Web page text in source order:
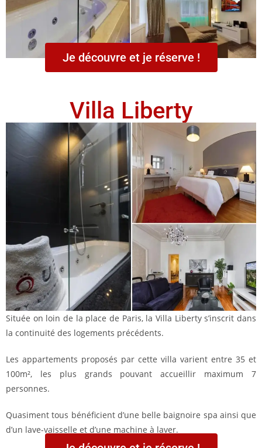
Je découvre et je réserve !
Villa Liberty
Située on loin de la place de Paris, la Villa Liberty s’inscrit dans
la continuité des logements précédents.
Les appartements proposés par cette villa varient entre 35 et
100m², les plus grands pouvant accueillir maximum 7
personnes.
Quasiment tous bénéficient d’une belle baignoire spa ainsi que
d’un lave-vaisselle et d’une machine à laver.